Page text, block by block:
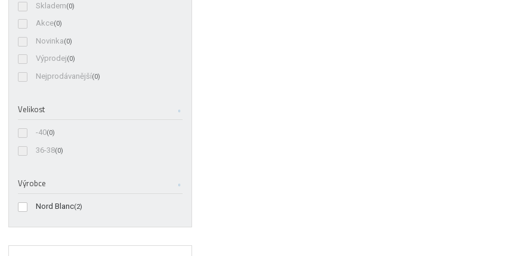
Skladem(0)
Akce(0)
Novinka(0)
Výprodej(0)
Nejprodávanější(0)
Velikost
-40(0)
36-38(0)
Výrobce
Nord Blanc(2)